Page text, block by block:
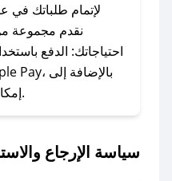
لا تقلق! يمكنك
الرسائل الخاصة
وسنقوم بحل
مراسلتنا مباشرة
لإتمام طلباتك في
نقدم مجموعة
احتياجاتك: الدفع
إمكانية الدفع بالتقسيط الشهري.
سياسة الإرجاع